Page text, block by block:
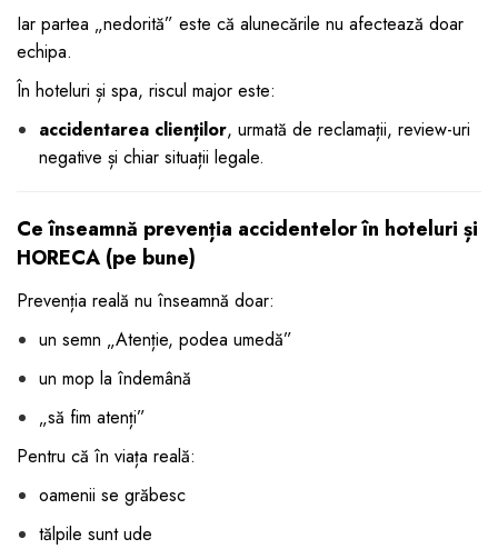
Iar partea „nedorită” este că alunecările nu afectează doar
echipa.
În hoteluri și spa, riscul major este:
accidentarea clienților, urmată de reclamații, review-uri
negative și chiar situații legale.
Ce înseamnă prevenția accidentelor în hoteluri și
HORECA (pe bune)
Prevenția reală nu înseamnă doar:
un semn „Atenție, podea umedă”
un mop la îndemână
„să fim atenți”
Pentru că în viața reală:
oamenii se grăbesc
tălpile sunt ude